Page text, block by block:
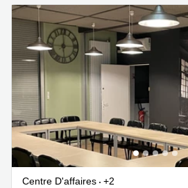
Centre D'affaires
+2